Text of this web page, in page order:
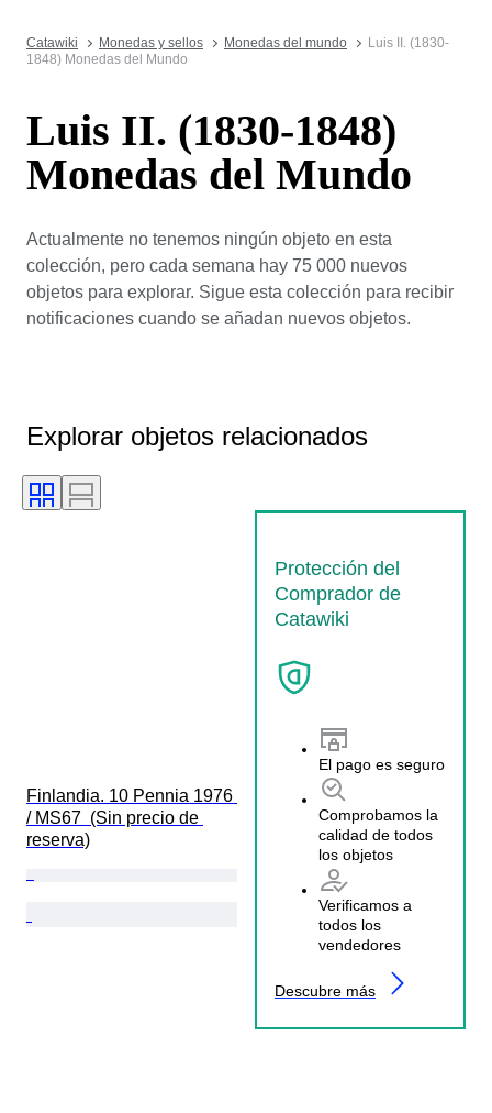
Catawiki Monedas y sellos Monedas del mundo
Luis II. (1830-
1848) Monedas del Mundo
Luis II. (1830-1848)
Monedas del Mundo
Actualmente no tenemos ningún objeto en esta
colección, pero cada semana hay 75 000 nuevos
objetos para explorar. Sigue esta colección para recibir
notificaciones cuando se añadan nuevos objetos.
Explorar objetos relacionados
Protección del
Comprador de
Catawiki
El pago es seguro
Comprobamos la
calidad de todos
los objetos
Verificamos a
todos los
vendedores
Descubre más
Finlandia. 10 Pennia 1976
/ MS67  (Sin precio de
reserva)